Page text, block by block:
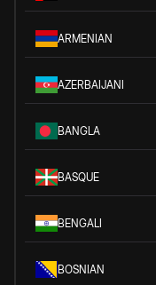
ARMENIAN
AZERBAIJANI
BANGLA
BASQUE
BENGALI
BOSNIAN